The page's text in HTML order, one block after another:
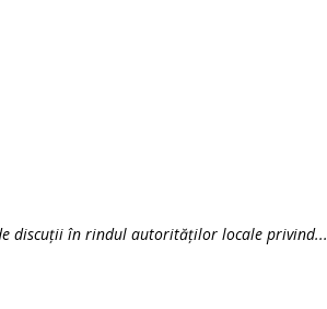
discuții în rindul autorităților locale privind...